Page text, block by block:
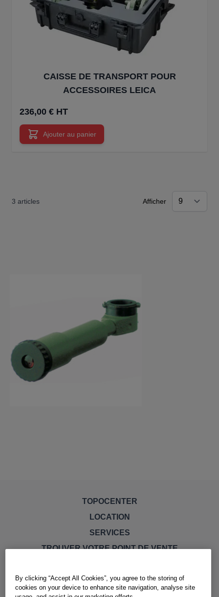
CAISSE DE TRANSPORT POUR
ACCESSOIRES LEICA
236,00 € HT
Ajouter au panier
3 articles Afficher
TOPOCENTER
LOCATION
SERVICES
TROUVER VOTRE POINT DE VENTE
By clicking “Accept All Cookies”, you agree to the storing of
cookies on your device to enhance site navigation, analyse site